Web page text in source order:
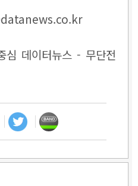
데이터뉴스 - 무단전